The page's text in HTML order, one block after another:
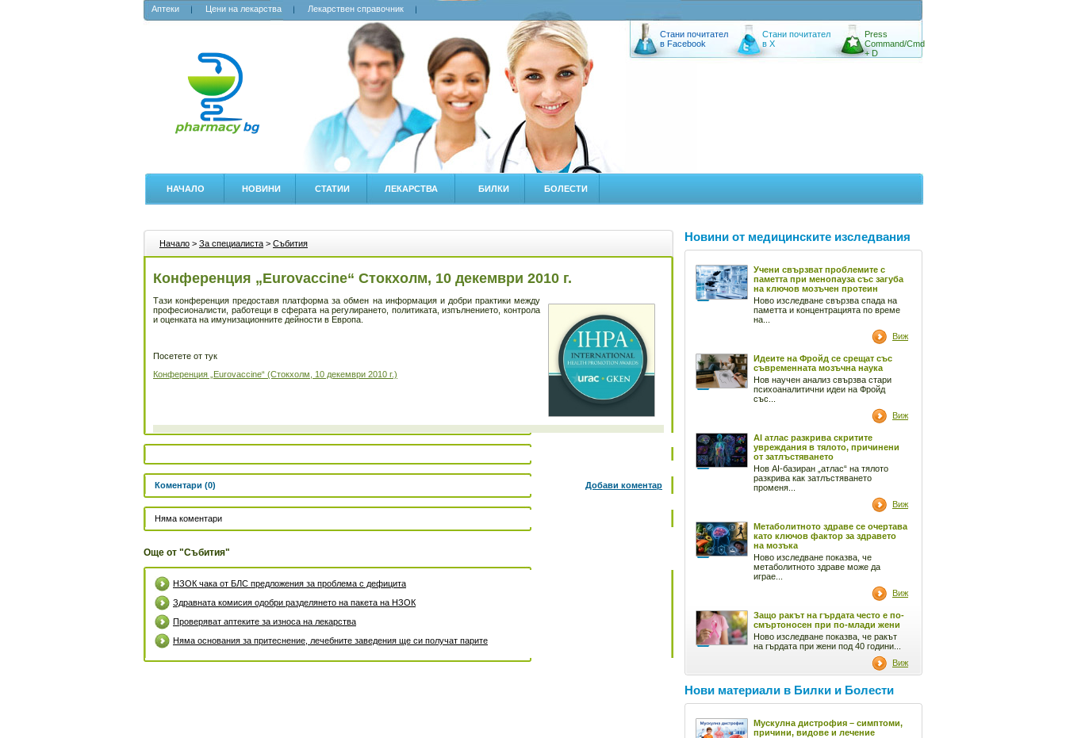
Аптеки Цени на лекарства Лекарствен справочник
Стани почитател
в Facebook
Стани почитател
в X
Press
Command/Cmd
+ D
НАЧАЛО НОВИНИ СТАТИИ ЛЕКАРСТВА БИЛКИ БОЛЕСТИ
Начало > За специалиста > Събития
Конференция „Eurovaccinе“ Стокхолм, 10 декември 2010 г.
Тази конференция предоставя платформа за обмен на информация и добри практики между
професионалисти, работещи в сферата на регулирането, политиката, изпълнението, контрола
и оценката на имунизационните дейности в Европа.
Посетете от тук
Конференция „Eurovaccinе“ (Стокхолм, 10 декември 2010 г.)
Коментари (0) Добави коментар
Няма коментари
Още от "Събития"
НЗОК чака от БЛС предложения за проблема с дефицита
Здравната комисия одобри разделянето на пакета на НЗОК
Проверяват аптеките за износа на лекарства
Няма основания за притеснение, лечебните заведения ще си получат парите
Новини от медицинските изследвания
Учени свързват проблемите с
паметта при менопауза със загуба
на ключов мозъчен протеин
Ново изследване свързва спада на
паметта и концентрацията по време
на...
Виж
Идеите на Фройд се срещат със
съвременната мозъчна наука
Нов научен анализ свързва стари
психоаналитични идеи на Фройд
със...
Виж
AI атлас разкрива скритите
увреждания в тялото, причинени
от затлъстяването
Нов AI-базиран „атлас“ на тялото
разкрива как затлъстяването
променя...
Виж
Метаболитното здраве се очертава
като ключов фактор за здравето
на мозъка
Ново изследване показва, че
метаболитното здраве може да
играе...
Виж
Защо ракът на гърдата често е по-
смъртоносен при по-млади жени
Ново изследване показва, че ракът
на гърдата при жени под 40 години...
Виж
Нови материали в Билки и Болести
Мускулна дистрофия – симптоми,
причини, видове и лечение